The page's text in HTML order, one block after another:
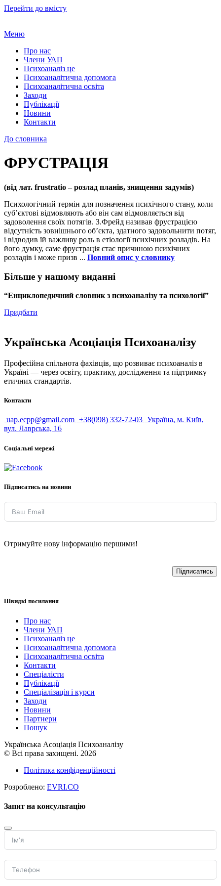
Перейти до вмісту
Меню
Про нас
Члени УАП
Психоаналіз це
Психоаналітична допомога
Психоаналітична освіта
Заходи
Публікації
Новини
Контакти
До словника
ФРУСТРАЦІЯ
(від лат. frustratio – розлад планів, знищення задумів)
Психологічний термін для позначення психічного стану, коли
суб’єктові відмовляють або він сам відмовляється від
задоволення своїх потягів. З.Фрейд називав фрустрацією
відсутність зовнішнього об’єкта, здатного задовольнити потяг,
і відводив їй важливу роль в етіології психічних розладів. На
його думку, саме фрустрація стає причиною психічних
розладів і може призв ... Повний опис у словнику
Більше у нашому виданні
“Енциклопедичний словник з психоаналізу та психології”
Придбати
Українська Асоціація Психоаналізу
Професійна спільнота фахівців, що розвиває психоаналіз в
Україні — через освіту, практику, дослідження та підтримку
етичних стандартів.
Контакти
uap.ecpp@gmail.com +38(098) 332-72-03 Україна, м. Київ,
вул. Лаврська, 16
Соціальні мережі
Підписатись на новини
Отримуйте нову інформацію першими!
Підписатись
Швидкі посилання
Про нас
Члени УАП
Психоаналіз це
Психоаналітична допомога
Психоаналітична освіта
Контакти
Спеціалісти
Публікації
Cпеціалізація і курси
Заходи
Новини
Партнери
Пошук
Українська Асоціація Психоаналізу
© Всі права захищені. 2026
Політика конфіденційності
Розроблено: EVRI.CO
Запит на консультацію